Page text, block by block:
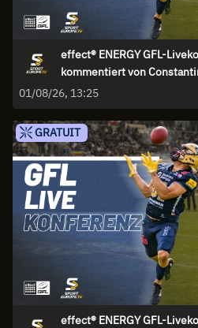
effect® ENERGY GFL-
kommentiert von
Motzkus
01/08/26, 13:25
GRATUIT
effect® ENERGY GFL-